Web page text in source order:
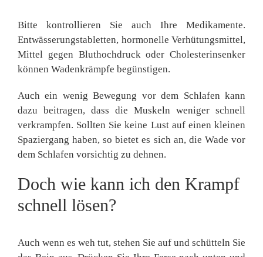
Bitte kontrollieren Sie auch Ihre Medikamente.
Entwässerungstabletten, hormonelle Verhütungsmittel,
Mittel gegen Bluthochdruck oder Cholesterinsenker
können Wadenkrämpfe begünstigen.
Auch ein wenig Bewegung vor dem Schlafen kann
dazu beitragen, dass die Muskeln weniger schnell
verkrampfen. Sollten Sie keine Lust auf einen kleinen
Spaziergang haben, so bietet es sich an, die Wade vor
dem Schlafen vorsichtig zu dehnen.
Doch wie kann ich den Krampf
schnell lösen?
Auch wenn es weh tut, stehen Sie auf und schütteln Sie